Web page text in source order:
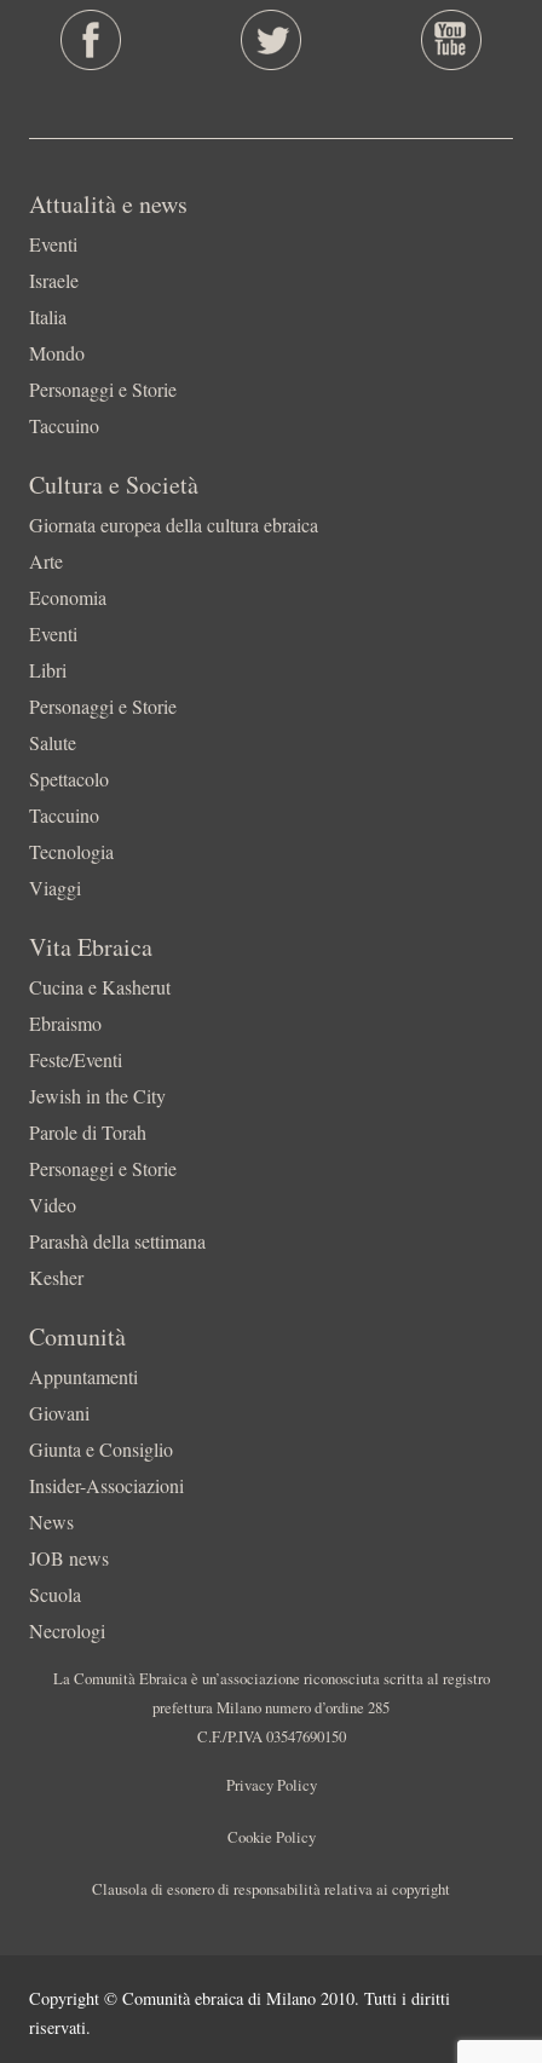
Attualità e news
Eventi
Israele
Italia
Mondo
Personaggi e Storie
Taccuino
Cultura e Società
Giornata europea della cultura ebraica
Arte
Economia
Eventi
Libri
Personaggi e Storie
Salute
Spettacolo
Taccuino
Tecnologia
Viaggi
Vita Ebraica
Cucina e Kasherut
Ebraismo
Feste/Eventi
Jewish in the City
Parole di Torah
Personaggi e Storie
Video
Parashà della settimana
Kesher
Comunità
Appuntamenti
Giovani
Giunta e Consiglio
Insider-Associazioni
News
JOB news
Scuola
Necrologi
La Comunità Ebraica è un’associazione riconosciuta scritta al registro
prefettura Milano numero d’ordine 285
C.F./P.IVA 03547690150
Privacy Policy
Cookie Policy
Clausola di esonero di responsabilità relativa ai copyright
Copyright © Comunità ebraica di Milano 2010. Tutti i diritti
riservati.